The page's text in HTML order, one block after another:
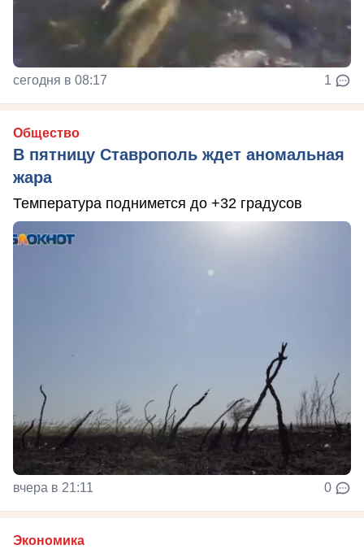
сегодня в 08:17 1
Общество
В пятницу Ставрополь ждет аномальная
жара
Температура поднимется до +32 градусов
вчера в 21:11 0
Экономика